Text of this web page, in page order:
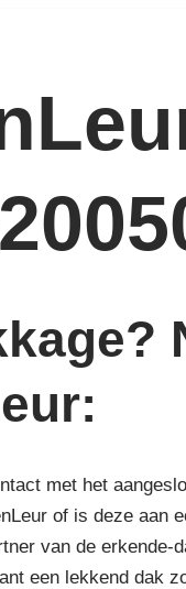
:
met het
of is deze aan
van de
een lekkend dak